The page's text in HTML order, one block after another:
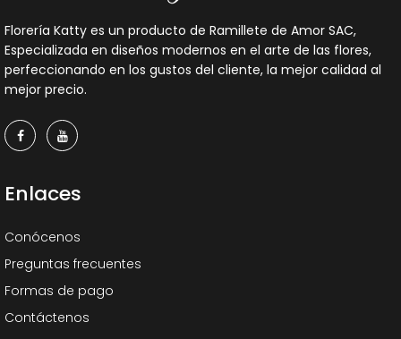
Florería Katty es un producto de Ramillete de Amor SAC,
Especializada en diseños modernos en el arte de las flores,
perfeccionando en los gustos del cliente, la mejor calidad al
mejor precio.
Enlaces
Conócenos
Preguntas frecuentes
Formas de pago
Contáctenos